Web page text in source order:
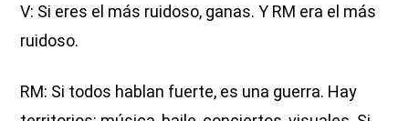
V: Si eres el más ruidoso, ganas. Y RM era el más
ruidoso.
RM: Si todos hablan fuerte, es una guerra. Hay